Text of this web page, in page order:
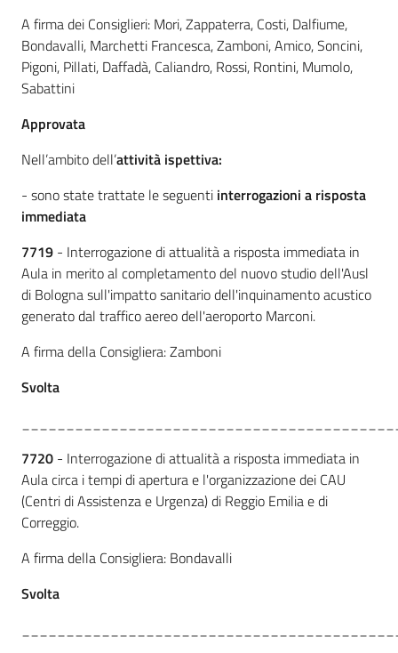
A firma dei Consiglieri: Mori, Zappaterra, Costi, Dalfiume,
Bondavalli, Marchetti Francesca, Zamboni, Amico, Soncini,
Pigoni, Pillati, Daffadà, Caliandro, Rossi, Rontini, Mumolo,
Sabattini
Approvata
Nell’ambitodell’attività ispettiva:
- sono state trattate le seguenti interrogazioni a risposta
immediata
7719 - Interrogazione di attualità a risposta immediata in
Aula in merito al completamento del nuovo studio dell'Ausl
di Bologna sull'impatto sanitario dell'inquinamento acustico
generato dal traffico aereo dell'aeroporto Marconi.
A firma della Consigliera: Zamboni
Svolta
7720 - Interrogazione di attualità a risposta immediata in
Aula circa i tempi di apertura e l'organizzazione dei CAU
(Centri di Assistenza e Urgenza) di Reggio Emilia e di
Correggio.
A firma della Consigliera: Bondavalli
Svolta